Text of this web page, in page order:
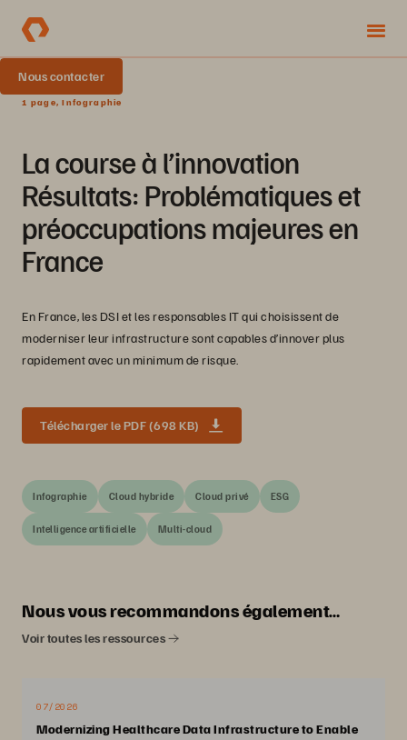
Nous contacter
1 page, Infographie
La course à l’innovation
Résultats: Problématiques et
préoccupations majeures en
France
En France, les DSI et les responsables IT qui choisissent de
moderniser leur infrastructure sont capables d’innover plus
rapidement avec un minimum de risque.
Télécharger le PDF (698 KB)
Infographie Cloud hybride Cloud privé ESG
Intelligence artificielle Multi-cloud
Nous vous recommandons également…
Voir toutes les ressources
07/2026
Modernizing Healthcare Data Infrastructure to Enable